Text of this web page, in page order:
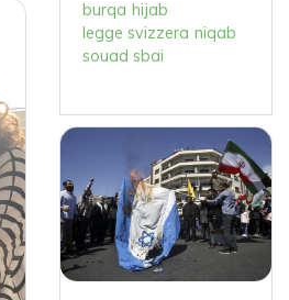
burqa hijab
legge svizzera niqab
souad sbai